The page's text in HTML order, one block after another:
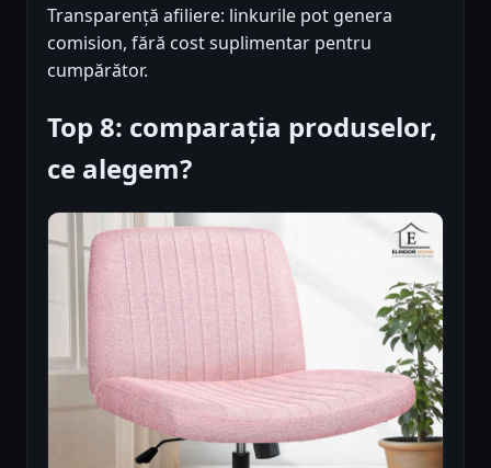
Transparență afiliere: linkurile pot genera
comision, fără cost suplimentar pentru
cumpărător.
Top 8: comparația produselor,
ce alegem?